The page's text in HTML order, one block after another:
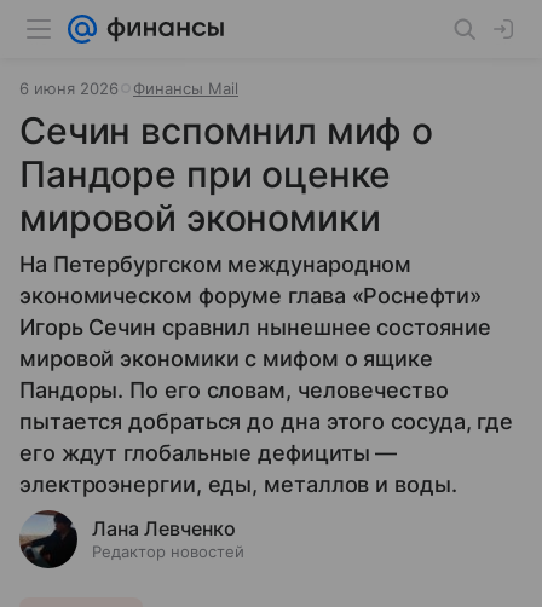
6 июня 2026 Финансы Mail
Сечин вспомнил миф о
Пандоре при оценке
мировой экономики
На Петербургском международном
экономическом форуме глава «Роснефти»
Игорь Сечин сравнил нынешнее состояние
мировой экономики с мифом о ящике
Пандоры. По его словам, человечество
пытается добраться до дна этого сосуда, где
его ждут глобальные дефициты —
электроэнергии, еды, металлов и воды.
Лана Левченко
Редактор новостей